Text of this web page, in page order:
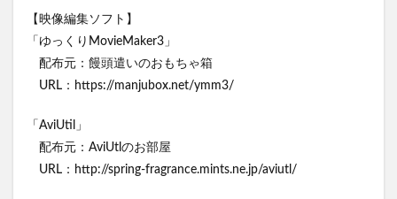
【映像編集ソフト】
「ゆっくりMovieMaker3」
配布元：饅頭遣いのおもちゃ箱
URL：https://manjubox.net/ymm3/
「AviUtil」
配布元：AviUtlのお部屋
URL：http://spring-fragrance.mints.ne.jp/aviutl/